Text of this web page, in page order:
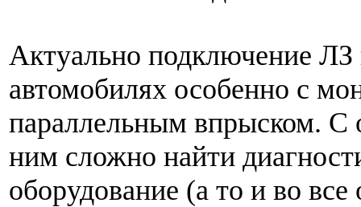
Актуально подключение ЛЗ
автомобилях особенно с
параллельным впрыском. С
ним сложно найти
оборудование (а то и во все